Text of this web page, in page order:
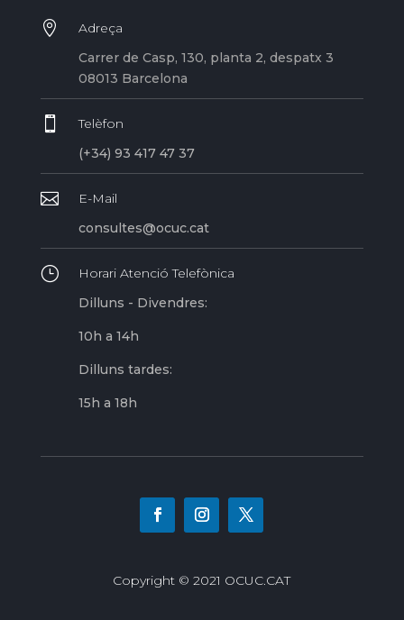

Adreça
Carrer de Casp, 130, planta 2, despatx 3
08013 Barcelona

Telèfon
(+34) 93 417 47 37

E-Mail
consultes@ocuc.cat
}
Horari Atenció Telefònica
Dilluns - Divendres:
10h a 14h
Dilluns tardes:
15h a 18h
Copyright © 2021 OCUC.CAT